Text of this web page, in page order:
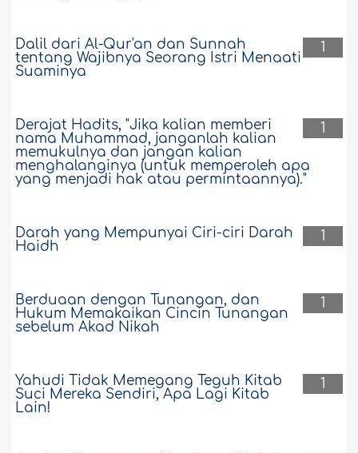
1
Dalil dari Al-Qur'an dan Sunnah
tentang Wajibnya Seorang Istri Menaati
Suaminya
1
Derajat Hadits, "Jika kalian memberi
nama Muhammad, janganlah kalian
memukulnya dan jangan kalian
menghalanginya (untuk memperoleh apa
yang menjadi hak atau permintaannya)."
1
Darah yang Mempunyai Ciri-ciri Darah
Haidh
1
Berduaan dengan Tunangan, dan
Hukum Memakaikan Cincin Tunangan
sebelum Akad Nikah
1
Yahudi Tidak Memegang Teguh Kitab
Suci Mereka Sendiri, Apa Lagi Kitab
Lain!